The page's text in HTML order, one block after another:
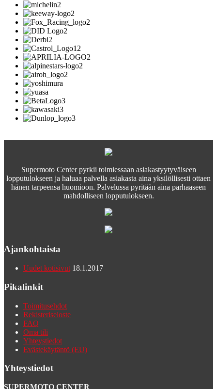
Supermoto Center pyrkii toimiessaan asiakastyytyväiseen
lopputulokseen ja haluaa palvella asiakasta aina yksilöllisesti ottaen
hänen tarpeensa huomioon. Palvelussa pyritään aina parhaaseen
mahdolliseen lopputulokseen.
Ajankohtaista
Uudet kotisivut 18.1.2017
Pikalinkit
Toimitusehdot
Rekisteriseloste
FAQ
Oma tili
Yhteystiedot
Evästekäytäntö (EU)
Yhteystiedot
SUPERMOTO CENTER